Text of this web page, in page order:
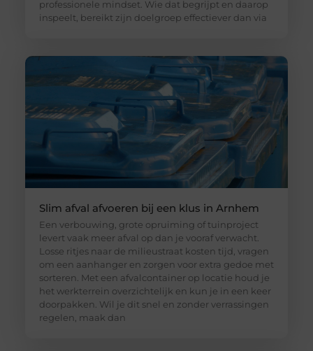
professionele mindset. Wie dat begrijpt en daarop
inspeelt, bereikt zijn doelgroep effectiever dan via
Slim afval afvoeren bij een klus in Arnhem
Een verbouwing, grote opruiming of tuinproject
levert vaak meer afval op dan je vooraf verwacht.
Losse ritjes naar de milieustraat kosten tijd, vragen
om een aanhanger en zorgen voor extra gedoe met
sorteren. Met een afvalcontainer op locatie houd je
het werkterrein overzichtelijk en kun je in een keer
doorpakken. Wil je dit snel en zonder verrassingen
regelen, maak dan